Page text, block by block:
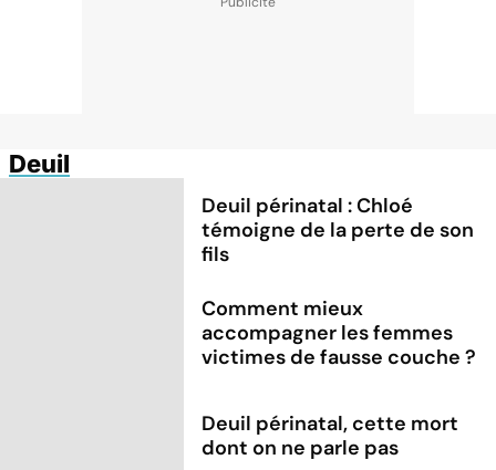
Deuil
Deuil périnatal : Chloé
témoigne de la perte de son
fils
Comment mieux
accompagner les femmes
victimes de fausse couche ?
Deuil périnatal, cette mort
dont on ne parle pas